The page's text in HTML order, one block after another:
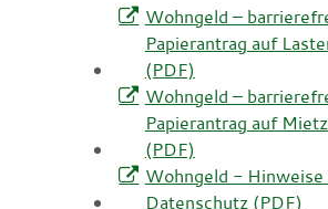
Wohngeld –
Papierantrag auf
(PDF)
Wohngeld –
Papierantrag auf
(PDF)
Wohngeld - Hinweise
Datenschutz (PDF)